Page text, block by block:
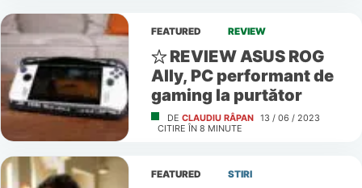
FEATURED REVIEW
REVIEW ASUS ROG
Ally, PC performant de
gaming la purtător
DE CLAUDIU RÂPAN 13 / 06 / 2023
CITIRE ÎN 8 MINUTE
FEATURED STIRI